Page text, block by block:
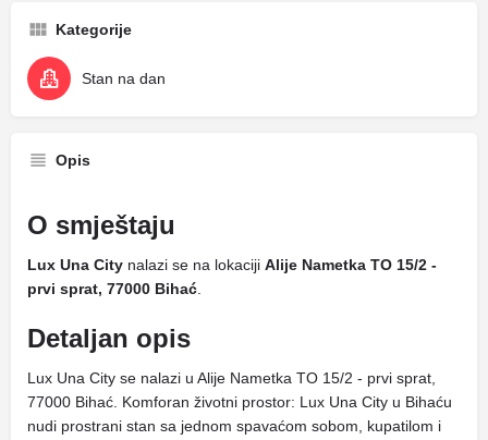
Kategorije
Stan na dan
Opis
O smještaju
Lux Una City nalazi se na lokaciji Alije Nametka TO 15/2 -
prvi sprat, 77000 Bihać
Detaljan opis
Lux Una City se nalazi u Alije Nametka TO 15/2 - prvi sprat,
77000 Bihać. Komforan životni prostor: Lux Una City u Bihaću
nudi prostrani stan sa jednom spavaćom sobom, kupatilom i